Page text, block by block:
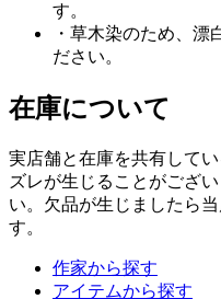
す。
・草木染のため、漂
ださい。
在庫について
実店舗と在庫を共有して
ズレが生じることがござ
い。欠品が生じましたら
す。
作家から探す
アイテムから探す